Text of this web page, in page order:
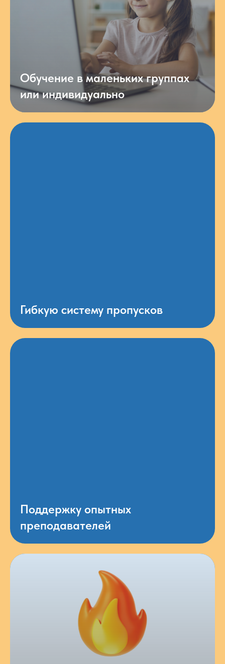
Обучение в маленьких группах
или индивидуально
Гибкую систему пропусков
Поддержку опытных
преподавателей